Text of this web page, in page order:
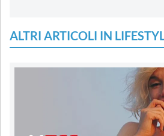
ALTRI ARTICOLI IN